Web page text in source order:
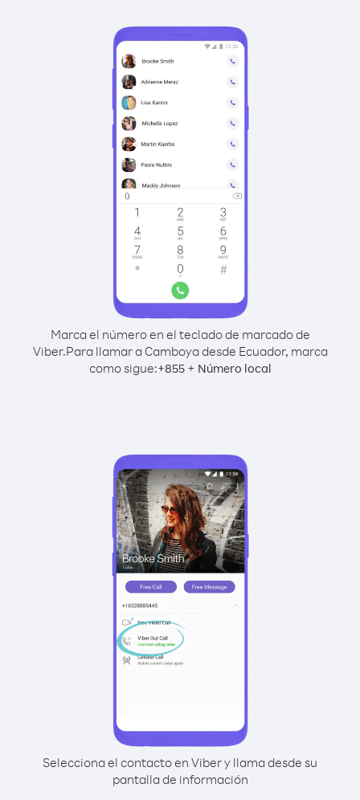
Marca el número en el teclado de marcado de
Viber.Para llamar a Camboya desde Ecuador, marca
como sigue:+855+ Número local
Selecciona el contacto en Viber y llama desde su
pantalla de información